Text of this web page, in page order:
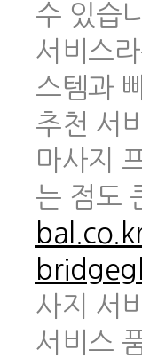
수 있습
서비스
스템과
추천 서
마사지
는 점도
사지 서
서비스